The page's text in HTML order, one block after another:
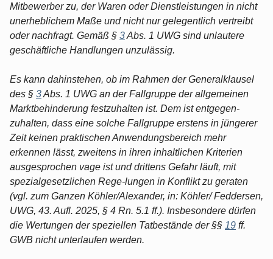
Mitbewerber zu, der Waren oder Dienstleistungen in nicht
unerheblichem Maße und nicht nur gelegentlich vertreibt
oder nachfragt. Gemäß § 3Abs. 1 UWG sind unlautere
geschäftliche Handlungen unzulässig.
Es kann dahinstehen, ob im Rahmen der Generalklausel
des § 3Abs. 1 UWG an der Fallgruppe der allgemeinen
Marktbehinderung festzuhalten ist. Dem ist entgegen-
zuhalten, dass eine solche Fallgruppe erstens in jüngerer
Zeit keinen praktischen Anwendungsbereich mehr
erkennen lässt, zweitens in ihren inhaltlichen Kriterien
ausgesprochen vage ist und drittens Gefahr läuft, mit
spezialgesetzlichen Rege-lungen in Konflikt zu geraten
(vgl. zum Ganzen Köhler/Alexander, in: Köhler/ Feddersen,
UWG, 43. Aufl. 2025, § 4 Rn. 5.1 ff.). Insbesondere dürfen
die Wertungen der speziellen Tatbestände der §§ 19 ff.
GWB nicht unterlaufen werden.